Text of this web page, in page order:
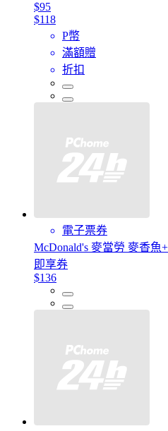
$95
$118
P幣
滿額贈
折扣
電子票券
McDonald's 麥當勞 麥香
即享券
$136